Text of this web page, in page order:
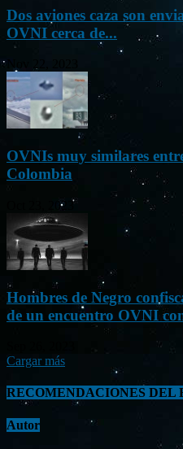
Dos aviones caza son
OVNI cerca de...
OVNIs muy similares
Colombia
Oct 23, 2023
Hombres de Negro
de un encuentro OVNI
Cargar más
RECOMENDACIONES DEL
Autor